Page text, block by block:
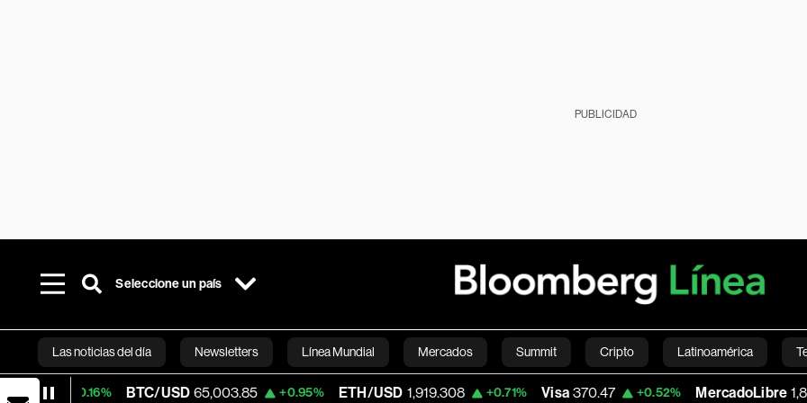
PUBLICIDAD
Seleccione un país
Las noticias del día Newsletters Línea Mundial Mercados Summit Cripto Latinoamérica
Bloomberg Green Economía Estilo de vida Mundo Videos
BTC/USD 65,003.85 +0.95% ETH/USD 1,919.308 +0.71% Visa 370.47 +0.52% MercadoLibre 1,824.26 -